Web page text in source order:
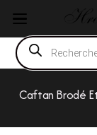
Recherche
de
produits